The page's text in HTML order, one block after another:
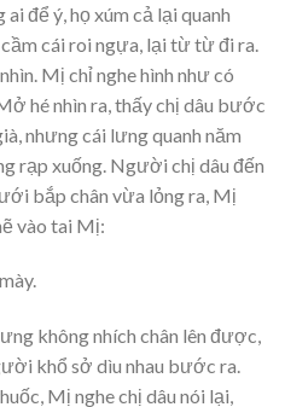
để ý, họ xúm cả lại quanh
cái roi ngựa, lại từ từ đi ra.
Mị chỉ nghe hình như có
hé nhìn ra, thấy chị dâu bước
nhưng cái lưng quanh năm
rạp xuống. Người chị dâu đến
bắp chân vừa lỏng ra, Mị
vào tai Mị:
không nhích chân lên được,
khổ sở dìu nhau bước ra.
Mị nghe chị dâu nói lại,